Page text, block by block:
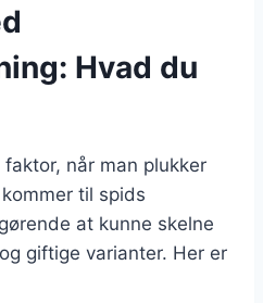
Hvad du
når man plukker
til spids
at kunne skelne
giftige varianter. Her er